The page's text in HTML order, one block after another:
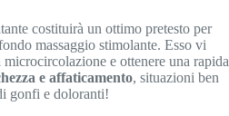
costituirà un ottimo pretesto per
massaggio stimolante. Esso vi
e ottenere una rapida
e affaticamento, situazioni ben
gonfi e doloranti!